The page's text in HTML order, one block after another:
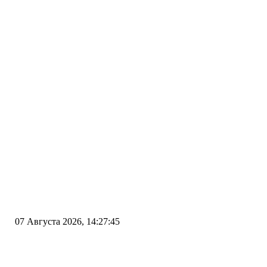
07 Августа 2026, 14:27:45